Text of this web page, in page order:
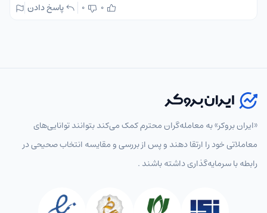
0
0 پاسخ دادن
«ایران بروکر» به معامله‌گران محترم کمک می‌کند بتوانند توانایی‌های
معاملاتی خود را ارتقا دهند و پس از بررسی و مقایسه انتخاب‌ صحیحی در
رابطه با سرمایه‌گذاری داشته باشند .